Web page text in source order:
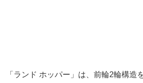
「ランド ホッパー」は、前輪2輪構造